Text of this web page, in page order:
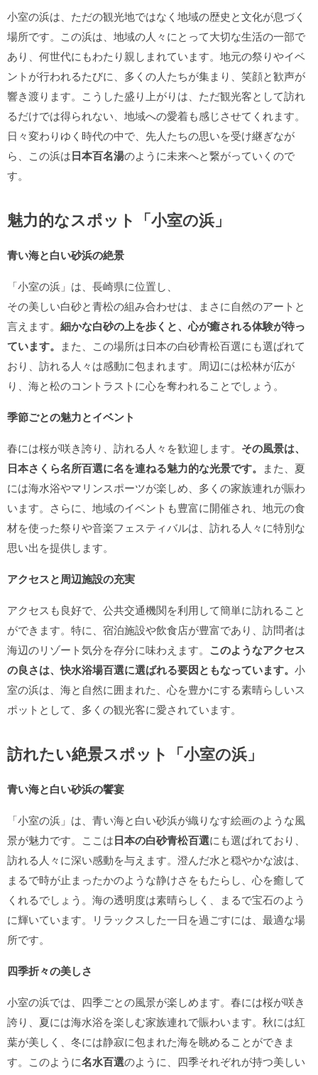
小室の浜は、ただの観光地ではなく地域の歴史と文化が息づく
場所です。この浜は、地域の人々にとって大切な生活の一部で
あり、何世代にもわたり親しまれています。地元の祭りやイベ
ントが行われるたびに、多くの人たちが集まり、笑顔と歓声が
響き渡ります。こうした盛り上がりは、ただ観光客として訪れ
るだけでは得られない、地域への愛着も感じさせてくれます。
日々変わりゆく時代の中で、先人たちの思いを受け継ぎなが
ら、この浜は日本百名湯のように未来へと繋がっていくので
す。
魅力的なスポット「小室の浜」
青い海と白い砂浜の絶景
「小室の浜」は、長崎県に位置し、
その美しい白砂と青松の組み合わせは、まさに自然のアートと
言えます。 細かな白砂の上を歩くと、心が癒される体験が待っ
ています。 また、この場所は日本の白砂青松百選にも選ばれて
おり、訪れる人々は感動に包まれます。周辺には松林が広が
り、海と松のコントラストに心を奪われることでしょう。
季節ごとの魅力とイベント
春には桜が咲き誇り、訪れる人々を歓迎します。 その風景は、
日本さくら名所百選に名を連ねる魅力的な光景です。 また、夏
には海水浴やマリンスポーツが楽しめ、多くの家族連れが賑わ
います。さらに、地域のイベントも豊富に開催され、地元の食
材を使った祭りや音楽フェスティバルは、訪れる人々に特別な
思い出を提供します。
アクセスと周辺施設の充実
アクセスも良好で、公共交通機関を利用して簡単に訪れること
ができます。特に、宿泊施設や飲食店が豊富であり、訪問者は
海辺のリゾート気分を存分に味わえます。 このようなアクセス
の良さは、快水浴場百選に選ばれる要因ともなっています。 小
室の浜は、海と自然に囲まれた、心を豊かにする素晴らしいス
ポットとして、多くの観光客に愛されています。
訪れたい絶景スポット「小室の浜」
青い海と白い砂浜の饗宴
「小室の浜」は、青い海と白い砂浜が織りなす絵画のような風
景が魅力です。ここは日本の白砂青松百選にも選ばれており、
訪れる人々に深い感動を与えます。澄んだ水と穏やかな波は、
まるで時が止まったかのような静けさをもたらし、心を癒して
くれるでしょう。海の透明度は素晴らしく、まるで宝石のよう
に輝いています。リラックスした一日を過ごすには、最適な場
所です。
四季折々の美しさ
小室の浜では、四季ごとの風景が楽しめます。春には桜が咲き
誇り、夏には海水浴を楽しむ家族連れで賑わいます。秋には紅
葉が美しく、冬には静寂に包まれた海を眺めることができま
す。このように名水百選のように、四季それぞれが持つ美しい